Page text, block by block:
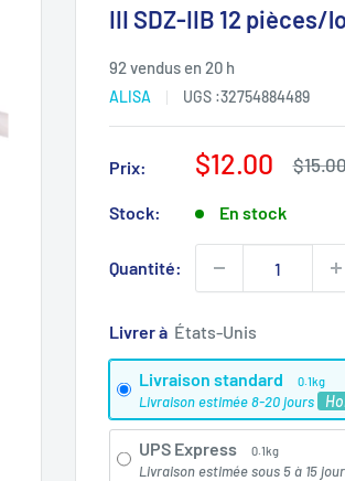
III SDZ-IIB 12 pièces/
92 vendus en 20 h
ALISA UGS :32754884489
Prix:
Prix
vente
$12.00
Prix
Stock: En stock
Quantité:
Livrer à
Livraison standard 0.1kg
Livraison estimée 8-20 jours
UPS Express 0.1kg
Livraison estimée sous 5 à 15